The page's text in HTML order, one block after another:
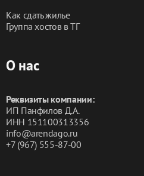
Как сдать жилье
Группа хостов в ТГ
О нас
Реквизиты компании:
ИП Панфилов Д.А.
ИНН 151100313356
info@arendago.ru
+7 (967) 555-87-00